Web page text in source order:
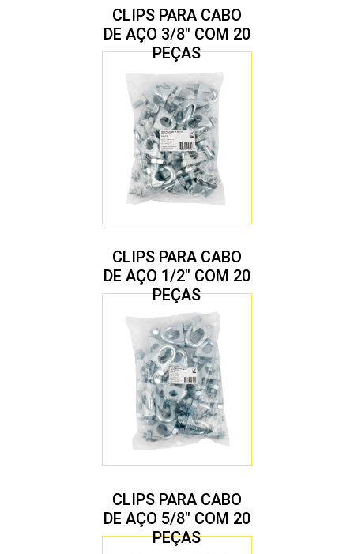
CLIPS PARA CABO
DE AÇO 3/8″ COM 20
PEÇAS
CLIPS PARA CABO
DE AÇO 1/2″ COM 20
PEÇAS
CLIPS PARA CABO
DE AÇO 5/8″ COM 20
PEÇAS